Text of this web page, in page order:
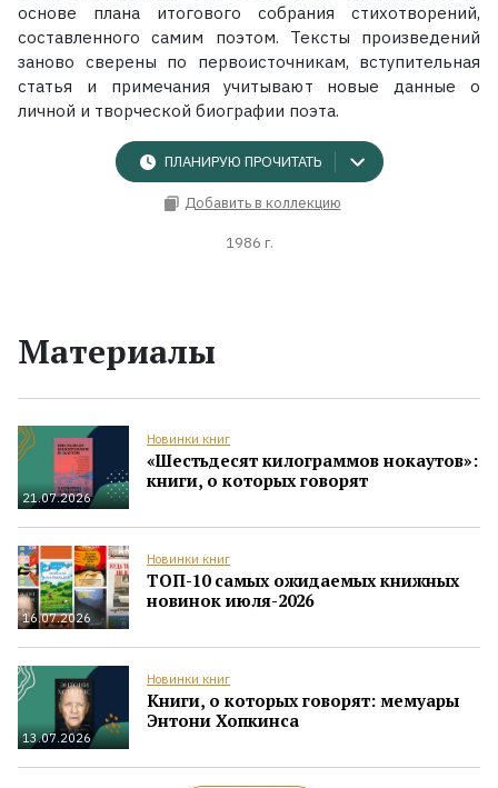
основе плана итогового собрания стихотворений,
составленного самим поэтом. Тексты произведений
заново сверены по первоисточникам, вступительная
статья и примечания учитывают новые данные о
личной и творческой биографии поэта.
ПЛАНИРУЮ ПРОЧИТАТЬ
Добавить в коллекцию
1986 г.
Материалы
21.07.2026
Новинки книг
«Шестьдесят килограммов нокаутов»:
книги, о которых говорят
16.07.2026
Новинки книг
ТОП-10 самых ожидаемых книжных
новинок июля-2026
13.07.2026
Новинки книг
Книги, о которых говорят: мемуары
Энтони Хопкинса